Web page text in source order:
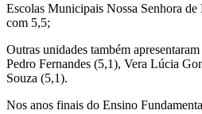
Escolas Municipais Nossa Senhora de
com 5,5;
Outras unidades também
Pedro Fernandes (5,1), Vera Lúcia
Souza (5,1).
Nos anos finais do Ensino